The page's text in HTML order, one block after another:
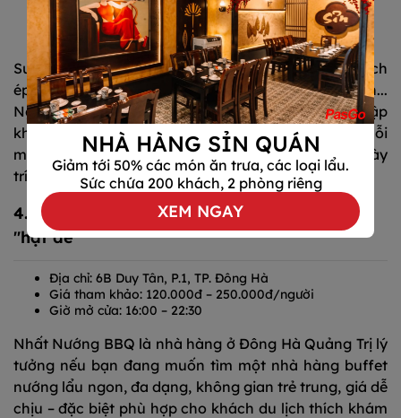
Sushi cá hồi hương vị Nhật tại Sushi Salmon - nhà
hàng ở Đông Hà Quảng Trị
Sushi Salmon nổi bật với sushi cá hồi, sashimi cá trích
ép trứng, mì udon, tempura, cơm cuộn rong biển...
Nguyên liệu luôn được đảm bảo độ tươi và được nhập
khẩu theo tiêu chuẩn nhà hàng Nhật cao cấp. Mỗi
món sushi tại nhà hàng ngon Quảng Trị đều được bày
trí đẹp mắt, đúng chuẩn phong cách Nhật.
4. Nhất Nướng BBQ – Buffet lẩu nướng giá
"hạt dẻ"
Địa chỉ: 6B Duy Tân, P.1, TP. Đông Hà
Giá tham khảo: 120.000đ – 250.000đ/người
Giờ mở cửa: 16:00 – 22:30
Nhất Nướng BBQ là nhà hàng ở Đông Hà Quảng Trị lý
tưởng nếu bạn đang muốn tìm một nhà hàng buffet
nướng lẩu ngon, đa dạng, không gian trẻ trung, giá dễ
chịu – đặc biệt phù hợp cho khách du lịch thích khám
NHÀ HÀNG SỈN QUÁN
Giảm tới 50% các món ăn trưa, các loại lẩu.
Sức chứa 200 khách, 2 phòng riêng
XEM NGAY